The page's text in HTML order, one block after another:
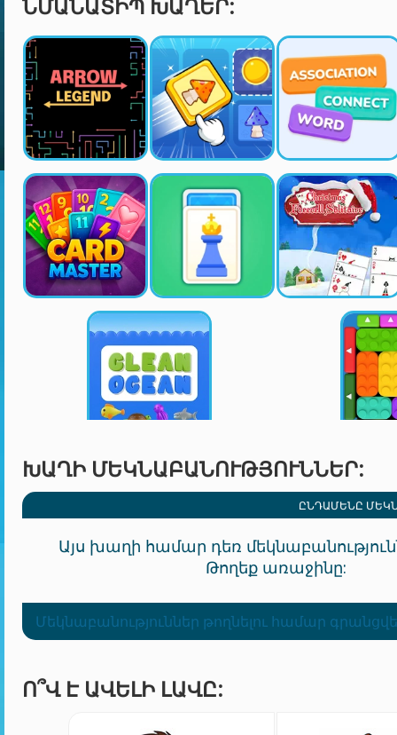
ՆՄԱՆԱՏԻՊ ԽԱՂԵՐ:
ԽԱՂԻ ՄԵԿՆԱԲԱՆՈՒԹՅՈՒՆՆԵՐ:
ԸՆԴԱՄԵՆԸ
Այս խաղի համար դեռ
Թողեք առաջինը:
Մեկնաբանություններ թողնելու համար
Ո՞Վ Է ԱՎԵԼԻ ԼԱՎԸ: